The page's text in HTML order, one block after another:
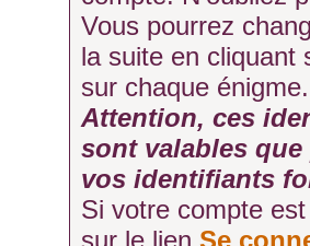
Vous pourrez
la suite en cliquant
sur chaque énigme.
Attention, ces
sont valables
vos identifiants
Si votre compte
sur le lien Se